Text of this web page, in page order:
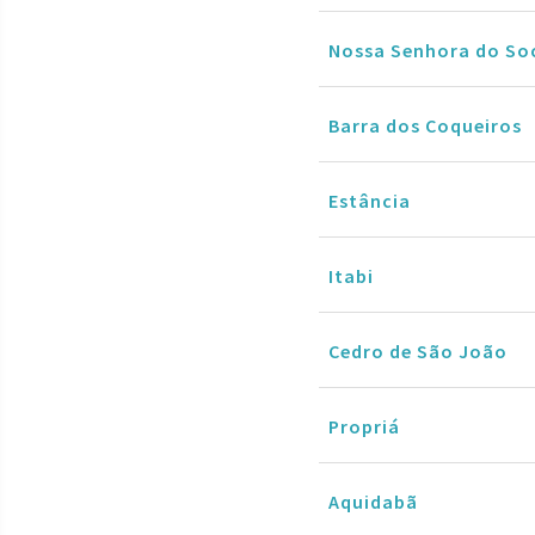
Nossa Senhora do
Barra dos Coqueiros
Estância
Itabi
Cedro de São João
Propriá
Aquidabã